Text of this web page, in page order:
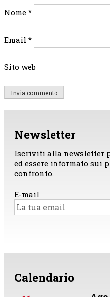
Nome *
Email *
Sito web
Newsletter
Iscriviti alla newsletter
ed essere informato sui
confronto.
E-mail
Calendario